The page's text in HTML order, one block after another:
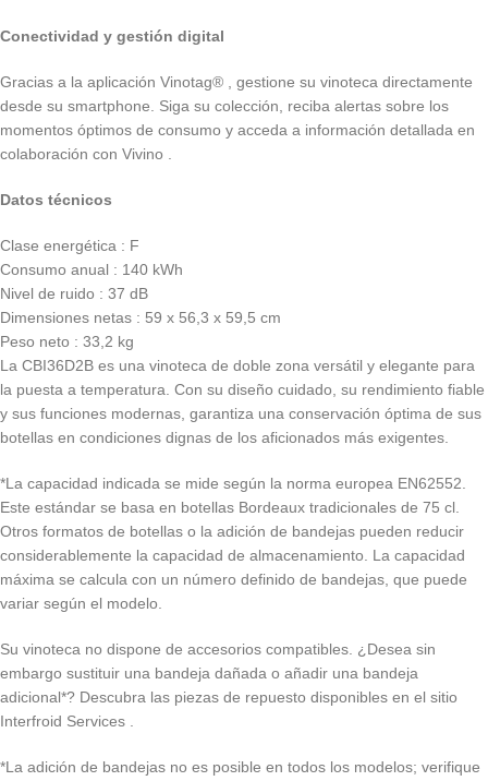
Conectividad y gestión digital
Gracias a la aplicación Vinotag® , gestione su vinoteca directamente
desde su smartphone. Siga su colección, reciba alertas sobre los
momentos óptimos de consumo y acceda a información detallada en
colaboración con Vivino .
Datos técnicos
Clase energética : F
Consumo anual : 140 kWh
Nivel de ruido : 37 dB
Dimensiones netas : 59 x 56,3 x 59,5 cm
Peso neto : 33,2 kg
La CBI36D2B es una vinoteca de doble zona versátil y elegante para
la puesta a temperatura. Con su diseño cuidado, su rendimiento fiable
y sus funciones modernas, garantiza una conservación óptima de sus
botellas en condiciones dignas de los aficionados más exigentes.
*La capacidad indicada se mide según la norma europea EN62552.
Este estándar se basa en botellas Bordeaux tradicionales de 75 cl.
Otros formatos de botellas o la adición de bandejas pueden reducir
considerablemente la capacidad de almacenamiento. La capacidad
máxima se calcula con un número definido de bandejas, que puede
variar según el modelo.
Su vinoteca no dispone de accesorios compatibles. ¿Desea sin
embargo sustituir una bandeja dañada o añadir una bandeja
adicional*? Descubra las piezas de repuesto disponibles en el sitio
Interfroid Services .
*La adición de bandejas no es posible en todos los modelos; verifique